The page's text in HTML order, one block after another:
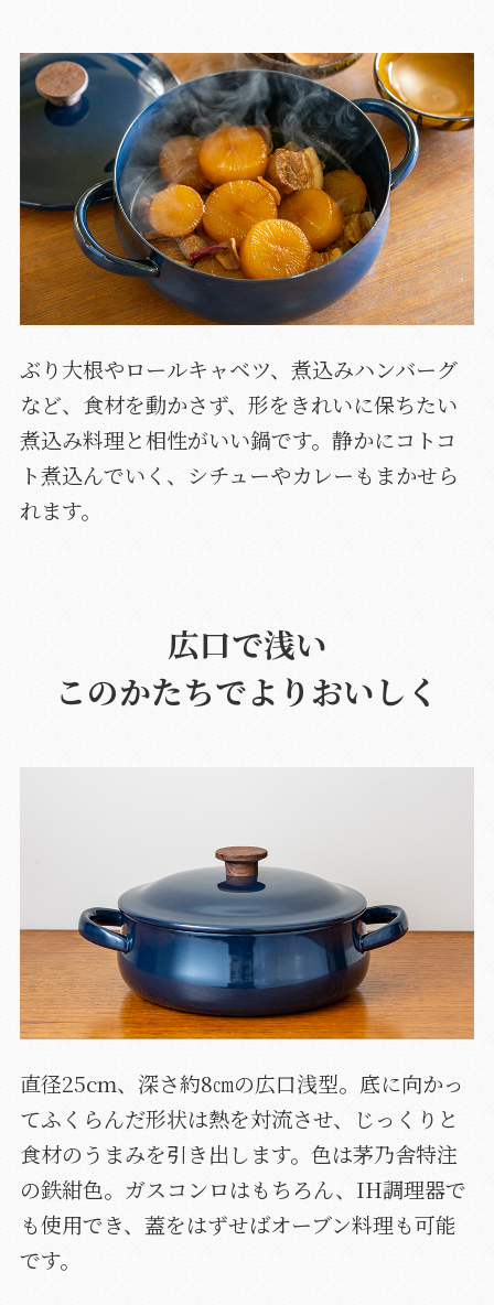
ぶり大根やロールキャベツ、煮込みハンバーグ
など、食材を動かさず、形をきれいに保ちたい
煮込み料理と相性がいい鍋です。静かにコトコ
ト煮込んでいく、シチューやカレーもまかせら
れます。
広口で浅い
このかたちでよりおいしく
直径25cm、深さ約8㎝の広口浅型。底に向かっ
てふくらんだ形状は熱を対流させ、じっくりと
食材のうまみを引き出します。色は茅乃舎特注
の鉄紺色。ガスコンロはもちろん、IH調理器で
も使用でき、蓋をはずせばオーブン料理も可能
です。